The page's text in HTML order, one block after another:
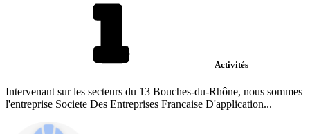
Activités
Intervenant sur les secteurs du 13 Bouches-du-Rhône, nous sommes
l'entreprise Societe Des Entreprises Francaise D'application...